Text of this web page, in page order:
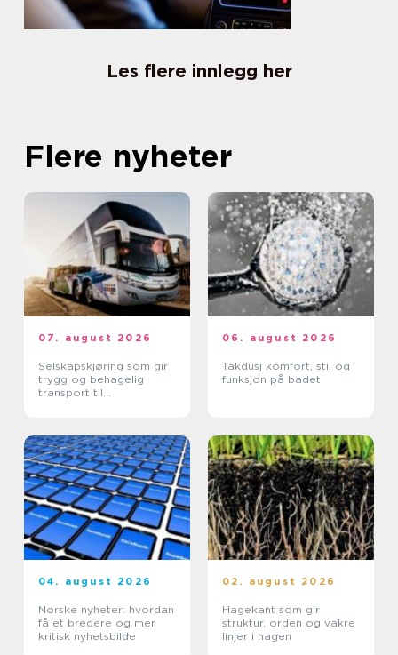
Les flere innlegg her
Flere nyheter
07. august 2026
Selskapskjøring som gir
trygg og behagelig
transport til
06. august 2026
Takdusj komfort, stil og
funksjon på badet
04. august 2026
Norske nyheter: hvordan
få et bredere og mer
kritisk nyhetsbilde
02. august 2026
Hagekant som gir
struktur, orden og vakre
linjer i hagen